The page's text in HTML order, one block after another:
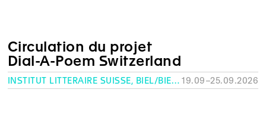
Circulation du projet
Dial-A-Poem Switzerland
INSTITUT LITTÉRAIRE SUISSE, BIEL/BIENNE 19.09–25.09.2026